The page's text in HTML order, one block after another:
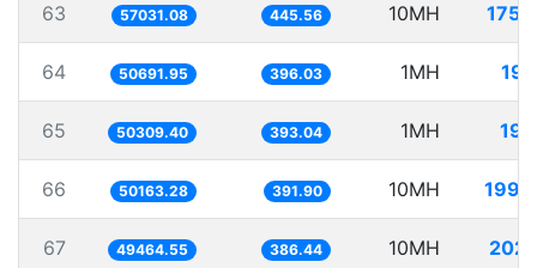
63 57031.08 445.56 10MH
64 50691.95 396.03 1MH
65 50309.40 393.04 1MH
66 50163.28 391.90 10MH
67 49464.55 386.44 10MH